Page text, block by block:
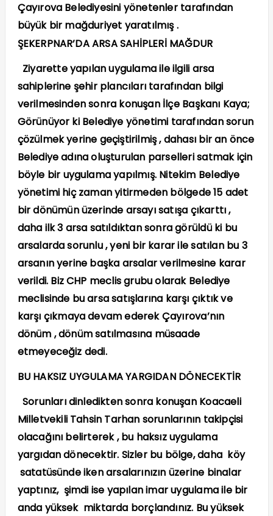
Çayırova Belediyesini yönetenler tarafından
büyük bir mağduriyet yaratılmış .
ŞEKERPNAR’DA ARSA SAHİPLERİ MAĞDUR
Ziyarette yapılan uygulama ile ilgili arsa
sahiplerine şehir plancıları tarafından bilgi
verilmesinden sonra konuşan İlçe Başkanı Kaya;
Görünüyor ki Belediye yönetimi tarafından sorun
çözülmek yerine geçiştirilmiş , dahası bir an önce
Belediye adına oluşturulan parselleri satmak için
böyle bir uygulama yapılmış. Nitekim Belediye
yönetimi hiç zaman yitirmeden bölgede 15 adet
bir dönümün üzerinde arsayı satışa çıkarttı ,
daha ilk 3 arsa satıldıktan sonra görüldü ki bu
arsalarda sorunlu , yeni bir karar ile satılan bu 3
arsanın yerine başka arsalar verilmesine karar
verildi. Biz CHP meclis grubu olarak Belediye
meclisinde bu arsa satışlarına karşı çıktık ve
karşı çıkmaya devam ederek Çayırova’nın
dönüm , dönüm satılmasına müsaade
etmeyeceğiz dedi.
BU HAKSIZ UYGULAMA YARGIDAN DÖNECEKTİR
Sorunları dinledikten sonra konuşan Koacaeli
Milletvekili Tahsin Tarhan sorunlarının takipçisi
olacağını belirterek , bu haksız uygulama
yargıdan dönecektir. Sizler bu bölge, daha köy
satatüsünde iken arsalarınızın üzerine binalar
yaptınız, şimdi ise yapılan imar uygulama ile bir
anda yüksek miktarda borçlandınız. Bu yüksek